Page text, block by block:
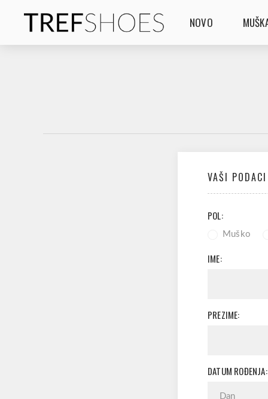
NOVO
VAŠI PODACI
POL:
Muško
IME:
PREZIME:
DATUM ROĐENJA: